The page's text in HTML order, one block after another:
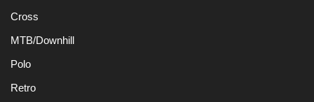
Cross
MTB/Downhill
Polo
Retro